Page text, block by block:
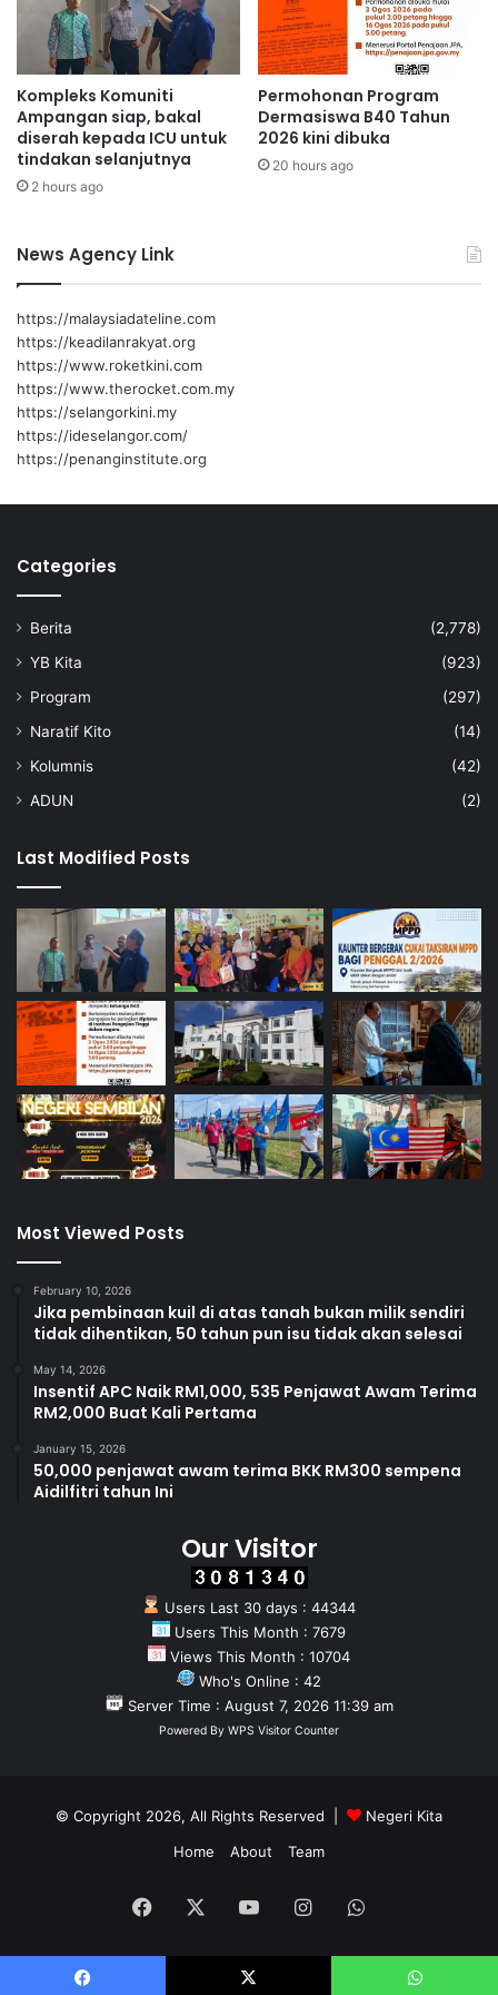
2
0
2
5
:
a
n
m
e
s
r
a
d
a
p
k
a
g
a
d
a
i
f
Kompleks Komuniti
Ampangan siap, bakal
diserah kepada ICU untuk
tindakan selanjutnya
2 hours ago
Permohonan Program
Dermasiswa B40 Tahun
2026 kini dibuka
20 hours ago
News Agency Link
https://malaysiadateline.com
https://keadilanrakyat.org
https://www.roketkini.com
https://www.therocket.com.my
https://selangorkini.my
https://ideselangor.com/
https://penanginstitute.org
Categories
Berita
(2,778)
YB Kita
(923)
Program
(297)
Naratif Kito
(14)
Kolumnis
(42)
ADUN
(2)
Last Modified Posts
Most Viewed Posts
February 10, 2026
Jika pembinaan kuil di atas tanah bukan milik sendiri
tidak dihentikan, 50 tahun pun isu tidak akan selesai
May 14, 2026
Insentif APC Naik RM1,000, 535 Penjawat Awam Terima
RM2,000 Buat Kali Pertama
January 15, 2026
50,000 penjawat awam terima BKK RM300 sempena
Aidilfitri tahun Ini
Our Visitor
Users Last 30 days : 44344
Users This Month : 7679
Views This Month : 10704
Who's Online : 42
Server Time : August 7, 2026 11:39 am
Powered By WPS Visitor Counter
© Copyright 2026, All Rights Reserved |
Negeri Kita
Home
About Team
Facebook YouTubeInstagramWhatsApp